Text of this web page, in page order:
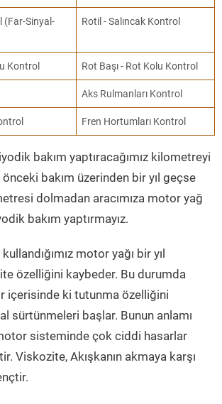
(Far-Sinyal-
Rotil - Salıncak Kontrol
Kontrol Rot Başı - Rot Kolu Kontrol
Aks Rulmanları Kontrol
Fren Hortumları Kontrol
bakım yaptıracağımız kilometreyi
bakım üzerinden bir yıl geçse
dolmadan aracımıza motor yağ
bakım yaptırmayız.
motor yağı bir yıl
özelliğini kaybeder. Bu durumda
içerisinde ki tutunma özelliğini
sürtünmeleri başlar. Bunun anlamı
sisteminde çok ciddi hasarlar
Viskozite, Akışkanın akmaya karşı